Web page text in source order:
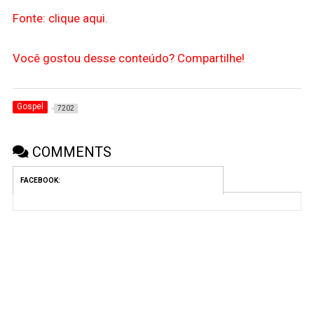
Fonte: clique aqui.
Você gostou desse conteúdo? Compartilhe!
Gospel 7202
COMMENTS
FACEBOOK: